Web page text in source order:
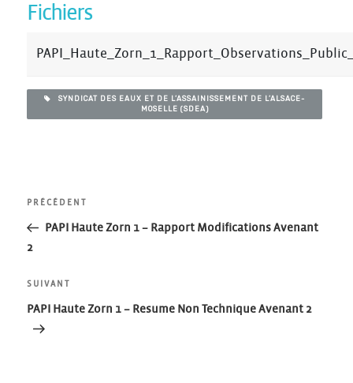
Fichiers
SYNDICAT DES EAUX ET DE L’ASSAINISSEMENT DE L’ALSACE-
MOSELLE (SDEA)
Navigation
de
l’article
Article
précédent
PRÉCÉDENT
PAPI Haute Zorn 1 – Rapport Modifications Avenant
2
Article
suivant
SUIVANT
PAPI Haute Zorn 1 – Resume Non Technique Avenant 2